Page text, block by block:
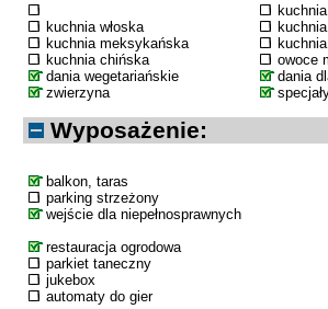
kuchnia włoska
kuchnia meksykańska
kuchnia chińska
owoce
dania wegetariańskie
dania
zwierzyna
Wyposażenie:
balkon, taras
parking strzeżony
wejście dla niepełnosprawnych
restauracja ogrodowa
parkiet taneczny
jukebox
automaty do gier